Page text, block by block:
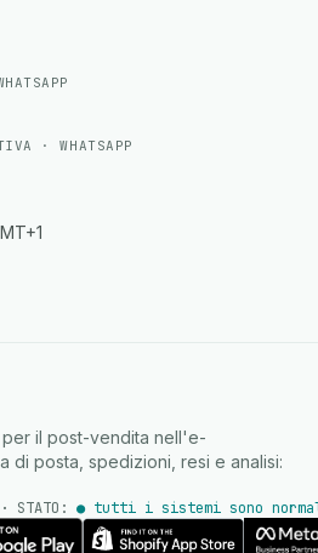
· WHATSAPP
il post-vendita nell'e-
di posta, spedizioni, resi e analisi:
STATO: ● tutti i sistemi sono